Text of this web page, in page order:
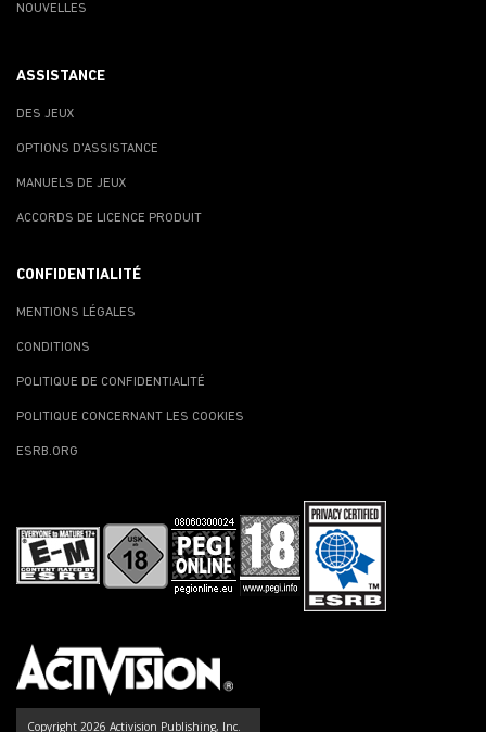
NOUVELLES
ASSISTANCE
DES JEUX
OPTIONS D'ASSISTANCE
MANUELS DE JEUX
ACCORDS DE LICENCE PRODUIT
CONFIDENTIALITÉ
MENTIONS LÉGALES
CONDITIONS
POLITIQUE DE CONFIDENTIALITÉ
POLITIQUE CONCERNANT LES COOKIES
ESRB.ORG
Copyright 2026 Activision Publishing, Inc.